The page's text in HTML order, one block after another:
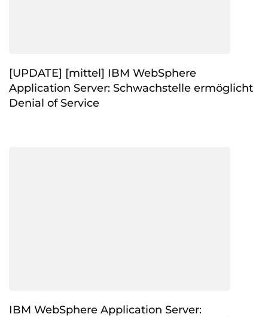
[UPDATE] [mittel] IBM WebSphere
Application Server: Schwachstelle ermöglicht
Denial of Service
IBM WebSphere Application Server: